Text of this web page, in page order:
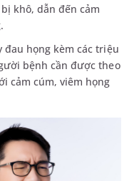
khô, dẫn đến cảm
họng kèm các triệu
bệnh cần được theo
cảm cúm, viêm họng